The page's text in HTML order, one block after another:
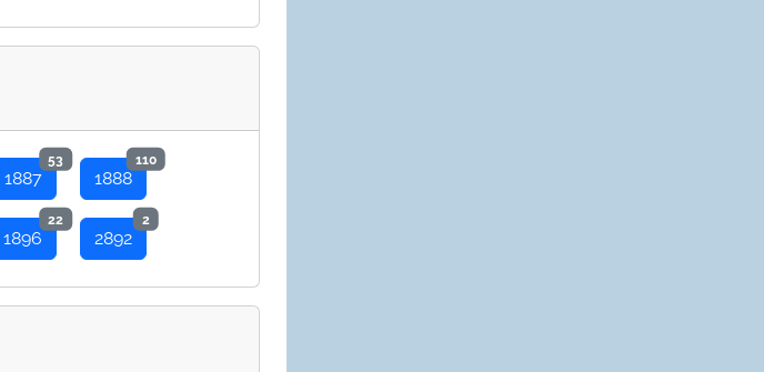
1887
53
1888
110
1896
22
2892
2